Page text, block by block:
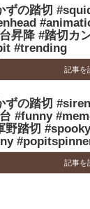
ずの踏切
昇降 #踏切カ
#trending
記事を
ずの踏切
#funny
野踏切
記事を